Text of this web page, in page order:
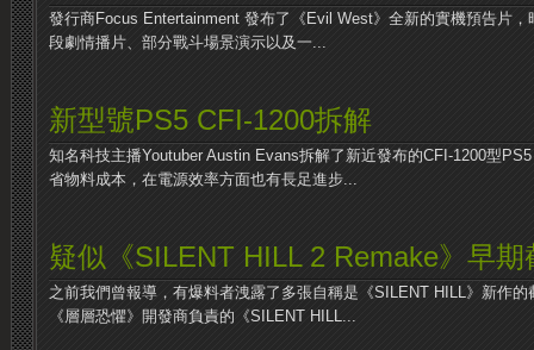
發行商Focus Entertainment 發布了《Evil West》全新的實機預告片
段劇情播片、部分戰斗場景演示以及一...
新型號PS5 CFI-1200拆解
知名科技主播Youtuber Austin Evans拆解了新近發布的CFI-1200型
省物料成本，在電源效率方面也有長足進步...
疑似《SILENT HILL 2 Remake》早期
之前我們曾報導，有爆料者洩露了多張自稱是《SILENT HILL》新作
《層層恐懼》開發商負責的《SILENT HILL...